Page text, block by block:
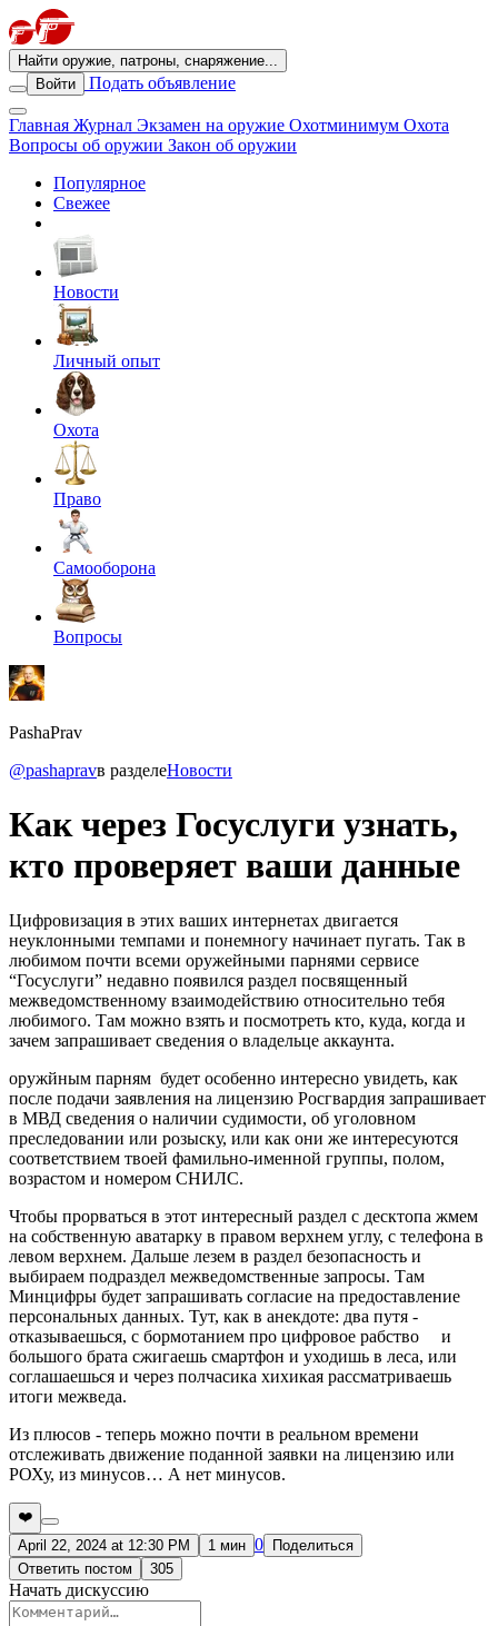
Найти оружие, патроны, снаряжение...
Войти
Подать объявление
Главная Журнал Экзамен на оружие Охотминимум Охота
Вопросы об оружии Закон об оружии
Популярное
Свежее
Новости
Личный опыт
Охота
Право
Самооборона
Вопросы
PashaPrav
@pashapravв разделеНовости
Как через Госуслуги узнать,
кто проверяет ваши данные
Цифровизация в этих ваших интернетах двигается
неуклонными темпами и понемногу начинает пугать. Так в
любимом почти всеми оружейными парнями сервисе
“Госуслуги” недавно появился раздел посвященный
межведомственному взаимодействию относительно тебя
любимого. Там можно взять и посмотреть кто, куда, когда и
зачем запрашивает сведения о владельце аккаунта.
оружйным парням будет особенно интересно увидеть, как
после подачи заявления на лицензию Росгвардия запрашивает
в МВД сведения о наличии судимости, об уголовном
преследовании или розыску, или как они же интересуются
соответствием твоей фамильно-именной группы, полом,
возрастом и номером СНИЛС.
Чтобы прорваться в этот интересный раздел с десктопа жмем
на собственную аватарку в правом верхнем углу, с телефона в
левом верхнем. Дальше лезем в раздел безопасность и
выбираем подраздел межведомственные запросы. Там
Минцифры будет запрашивать согласие на предоставление
персональных данных. Тут, как в анекдоте: два путя -
отказываешься, с бормотанием про цифровое рабство и
большого брата сжигаешь смартфон и уходишь в леса, или
соглашаешься и через полчасика хихикая рассматриваешь
итоги межведа.
Из плюсов - теперь можно почти в реальном времени
отслеживать движение поданной заявки на лицензию или
РОХу, из минусов… А нет минусов.
❤️
April 22, 2024 at 12:30 PM
1 мин 0
Поделиться
Ответить постом
305
Начать дискуссию